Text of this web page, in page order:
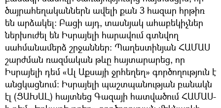
ծայրահեղականներն ավելի քան 3 հազար հրթիռ
են արձակել: Բացի այդ, տասնյակ ահաբեկիչներ
ներխուժել են Իսրայելի հարավում գտնվող
սահմանամերձ շրջաններ։ Պաղեստինյան ՀԱՄԱՍ
շարժման ռազմական թևը հայտարարեց, որ
Իսրայելի դեմ «Ալ Աքսայի ջրհեղեղ» գործողություն է
անցկացնում: Իսրայելի պաշտպանության բանակն
էլ (ՑԱԽԱԼ) հայտնեց Գազայի հատվածում ՀԱՄԱՍ-